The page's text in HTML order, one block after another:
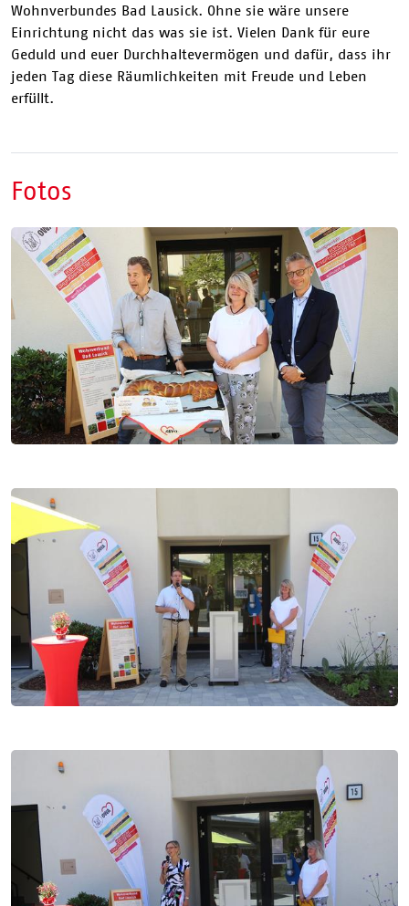
Wohnverbundes Bad Lausick. Ohne sie wäre unsere
Einrichtung nicht das was sie ist. Vielen Dank für eure
Geduld und euer Durchhaltevermögen und dafür, dass ihr
jeden Tag diese Räumlichkeiten mit Freude und Leben
erfüllt.
Fotos